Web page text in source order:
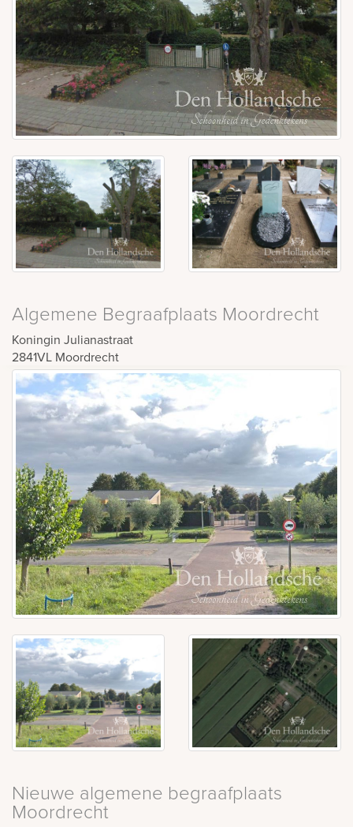
Algemene Begraafplaats Moordrecht
Koningin Julianastraat
2841VL Moordrecht
Nieuwe algemene begraafplaats
Moordrecht